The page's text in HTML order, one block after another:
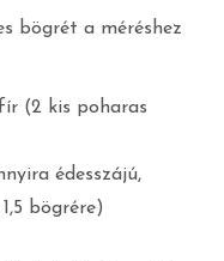
bögrét a méréshez
(2 kis poharas
édesszájú,
bögrére)